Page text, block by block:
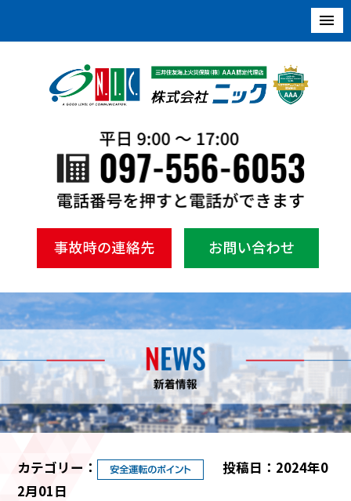
カテゴリー：
投稿日：2024年0
2月01日